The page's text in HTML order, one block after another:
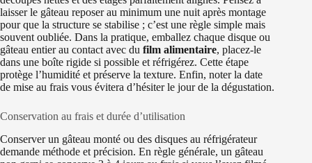
laisser le gâteau reposer au minimum une nuit après montage
pour que la structure se stabilise ; c’est une règle simple mais
souvent oubliée. Dans la pratique, emballez chaque disque ou
gâteau entier au contact avec du film alimentaire, placez-le
dans une boîte rigide si possible et réfrigérez. Cette étape
protège l’humidité et préserve la texture. Enfin, noter la date
de mise au frais vous évitera d’hésiter le jour de la dégustation.
Conservation au frais et durée d’utilisation
Conserver un gâteau monté ou des disques au réfrigérateur
demande méthode et précision. En règle générale, un gâteau